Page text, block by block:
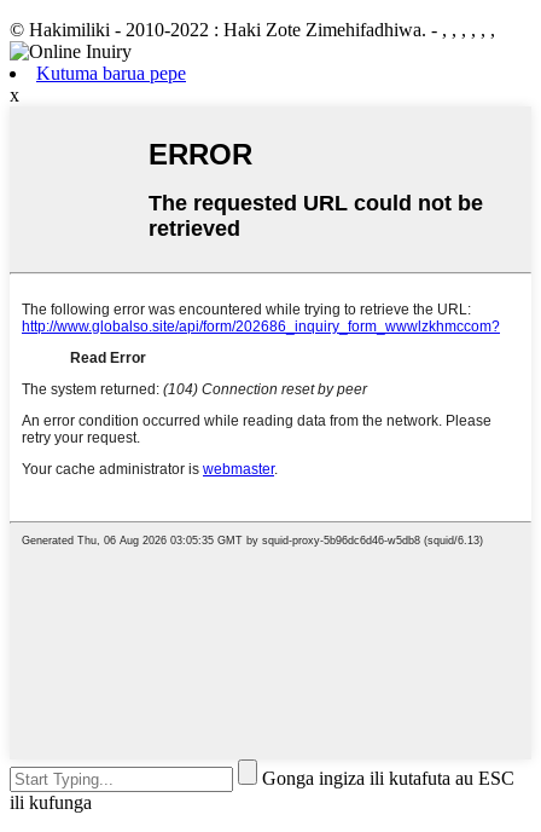
© Hakimiliki - 2010-2022 : Haki Zote Zimehifadhiwa. - , , , , , ,
Kutuma barua pepe
x
Gonga ingiza ili kutafuta au ESC
ili kufunga